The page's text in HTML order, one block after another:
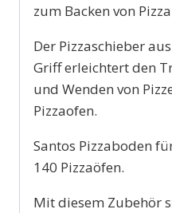
zum Backen von
Der Pizzaschieber
Griff erleichtert den
und Wenden von
Pizzaofen.
Santos Pizzaboden
140 Pizzaöfen.
Mit diesem Zubehör